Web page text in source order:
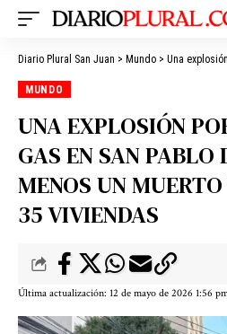
Diario Plural San Juan > Mundo > Una explosión por una
MUNDO
UNA EXPLOSIÓN
GAS EN SAN PABLO
MENOS UN
35 VIVIENDAS
Última actualización: 12 de mayo de 2026 1:56